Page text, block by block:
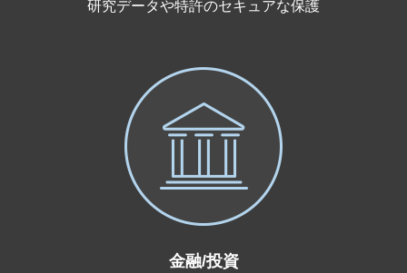
研究データや特許のセキュアな保護
金融/投資